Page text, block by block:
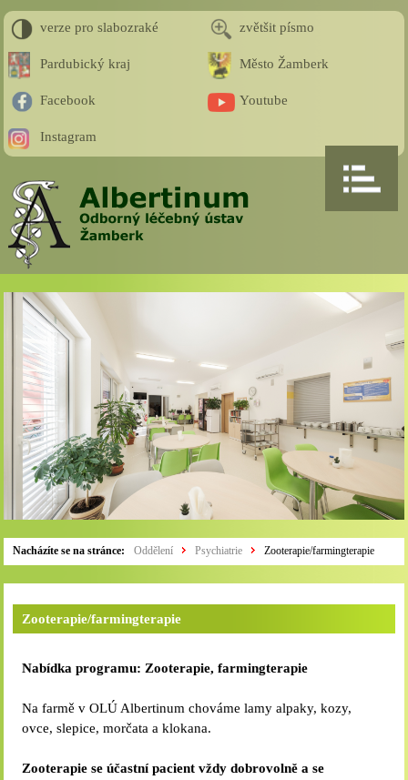
verze pro slabozraké zvětšit písmo
Pardubický kraj Město Žamberk
Facebook Youtube
Instagram
Nacházíte se na stránce: Oddělení Psychiatrie Zooterapie/farmingterapie
Zooterapie/farmingterapie
Nabídka programu: Zooterapie, farmingterapie
Na farmě v OLÚ Albertinum chováme lamy alpaky, kozy,
ovce, slepice, morčata a klokana.
Zooterapie se účastní pacient vždy dobrovolně a se